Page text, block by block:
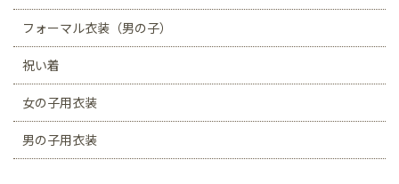
フォーマル衣装（男の子）
祝い着
女の子用衣装
男の子用衣装